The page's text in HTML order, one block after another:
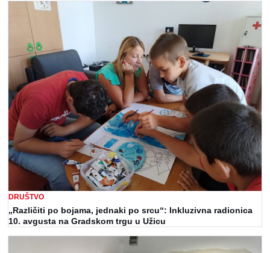
DRUŠTVO
„Različiti po bojama, jednaki po srcu“: Inkluzivna radionica
10. avgusta na Gradskom trgu u Užicu